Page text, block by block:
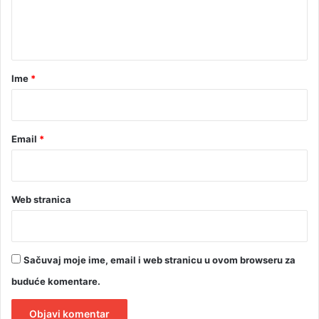
rIme *
Email *
Web stranica
Sačuvaj moje ime, email i web stranicu u ovom browseru za
buduće komentare.